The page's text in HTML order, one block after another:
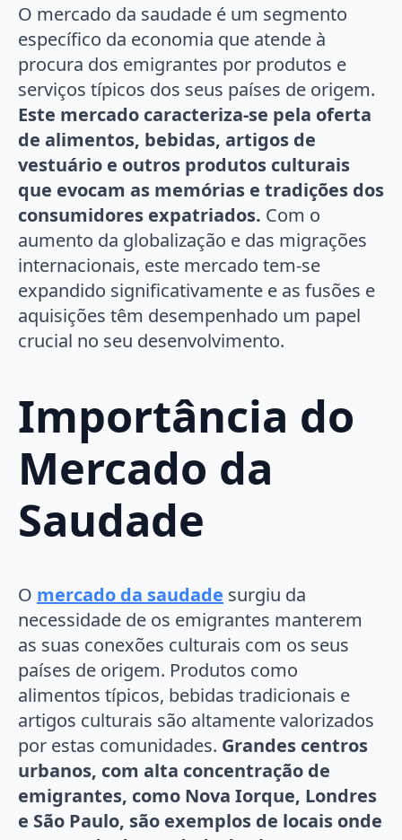
O mercado da saudade é um segmento
específico da economia que atende à
procura dos emigrantes por produtos e
serviços típicos dos seus países de origem.
Este mercado caracteriza-se pela oferta
de alimentos, bebidas, artigos de
vestuário e outros produtos culturais
que evocam as memórias e tradições dos
consumidores expatriados. Com o
aumento da globalização e das migrações
internacionais, este mercado tem-se
expandido significativamente e as fusões e
aquisições têm desempenhado um papel
crucial no seu desenvolvimento.
Importância do
Mercado da
Saudade
O mercado da saudade surgiu da
necessidade de os emigrantes manterem
as suas conexões culturais com os seus
países de origem. Produtos como
alimentos típicos, bebidas tradicionais e
artigos culturais são altamente valorizados
por estas comunidades. Grandes centros
urbanos, com alta concentração de
emigrantes, como Nova Iorque, Londres
e São Paulo, são exemplos de locais onde